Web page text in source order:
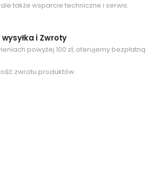
także wsparcie techniczne i serwis.
i Zwroty
powyżej 100 zł, oferujemy bezpłatną
zwrotu produktów.